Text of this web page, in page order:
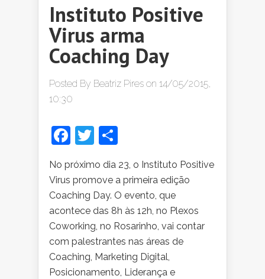
Instituto Positive
Virus arma
Coaching Day
Posted By Beatriz Pires on 14/05/2015,
10:30
Facebook
Twitter
No próximo dia 23, o Instituto Positive
Virus promove a primeira edição
Coaching Day. O evento, que
acontece das 8h às 12h, no Plexos
Coworking, no Rosarinho, vai contar
com palestrantes nas áreas de
Coaching, Marketing Digital,
Posicionamento, Liderança e